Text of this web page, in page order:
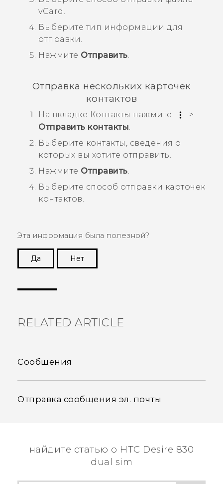
vCard.
Выберите тип информации для
отправки.
Нажмите Отправить
Отправка нескольких карточек
контактов
На вкладке Контакты нажмите
>
Отправить контакты.
Выберите контакты, сведения о
которых вы хотите отправить.
Нажмите Отправить.
Выберите способ отправки карточек
контактов.
Эта информация была полезной?
Да
Нет
RELATED ARTICLE
Сообщения
Отправка сообщения эл. почты
найдите статью о HTC Desire 830
dual sim